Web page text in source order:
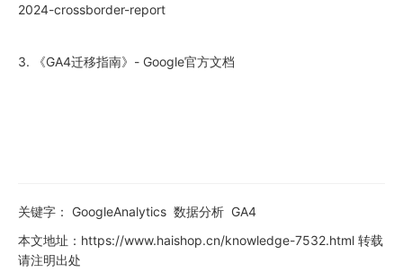
2024-crossborder-report
3. 《GA4迁移指南》- Google官方文档
关键字： GoogleAnalytics 数据分析 GA4
本文地址： https://www.haishop.cn/knowledge-7532.html 转载
请注明出处